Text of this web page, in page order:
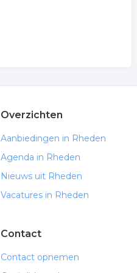
Overzichten
Aanbiedingen in Rheden
Agenda in Rheden
Nieuws uit Rheden
Vacatures in Rheden
Contact
Contact opnemen